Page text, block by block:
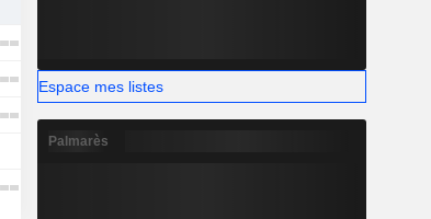
Espace mes listes
Palmarès